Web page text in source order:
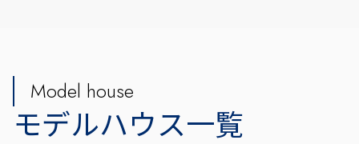
Model house
モデルハウス一覧